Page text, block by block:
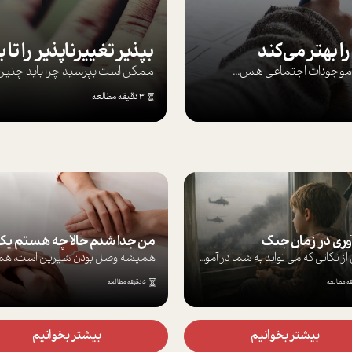
بهتر می‌کند
موجودات اجتماعی هس... ممکن است بپرسيد چرا بايد چنين
3 دقیقه مطالعه
در زمان جنگ
برخی از نکاتی که می تواند به شما در آموز...
بیشتر بخوانیم
5 دقیقه مطالعه
بیشتر بخوانیم